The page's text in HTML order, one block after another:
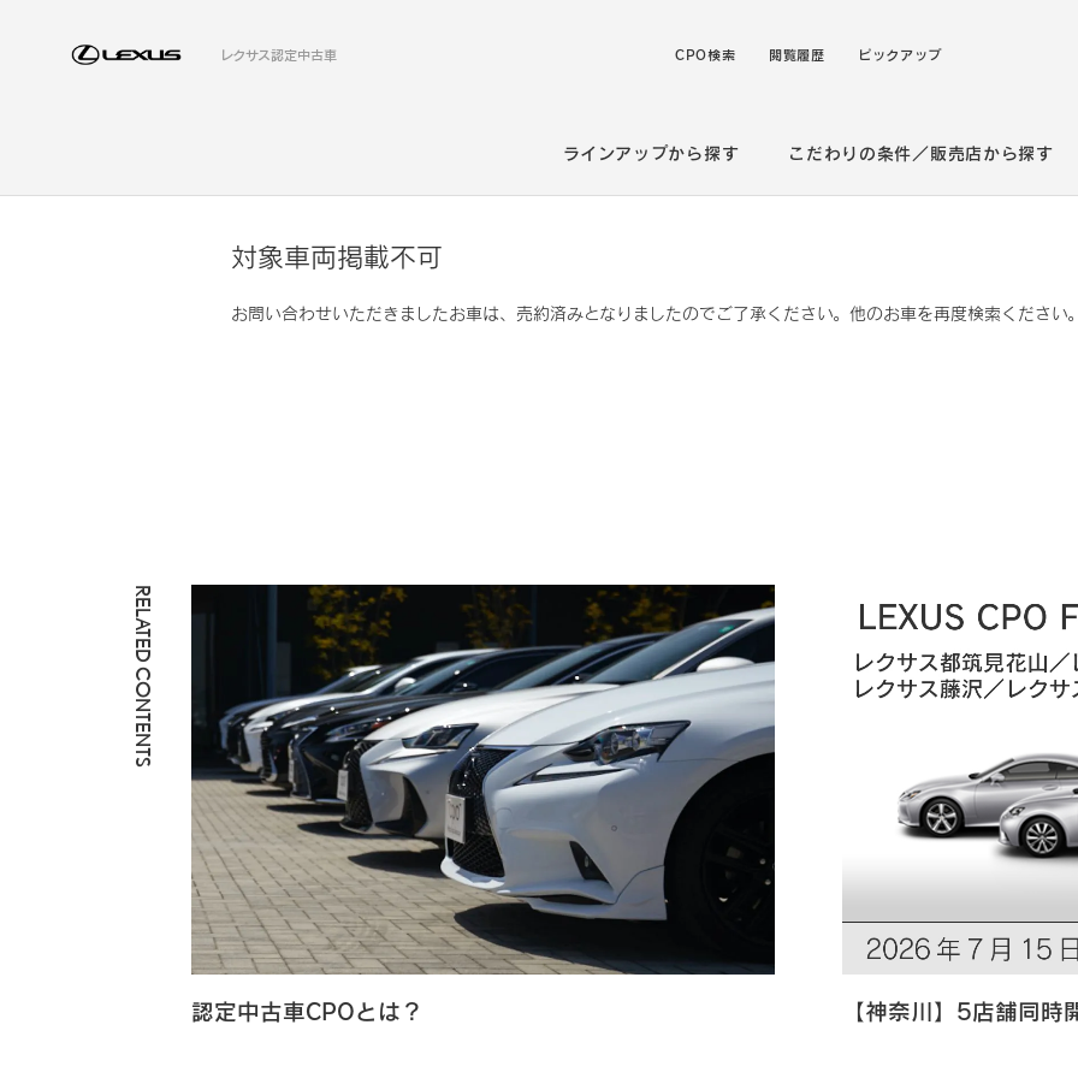
レクサス認定中古車 CPO検索 閲覧履歴 ピックアップ
ラインアップから探す こだわりの条件／販売店から探す
対象車両掲載不可
お問い合わせいただきましたお車は、売約済みとなりましたのでご了承ください。他のお車を再度検索ください
RELATED CONTENTS
認定中古車CPOとは？ 【神奈川】5店舗同時